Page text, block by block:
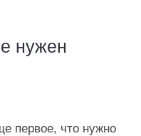
нужен
первое, что нужно